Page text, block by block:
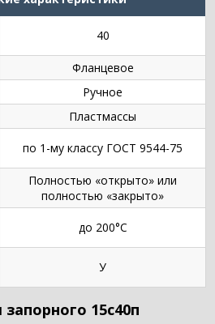
40
Фланцевое
Ручное
Пластмассы
по 1-му классу ГОСТ 9544-75
Полностью «открыто» или
полностью «закрыто»
до 200°С
У
15с40п